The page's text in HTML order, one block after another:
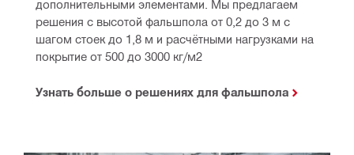
дополнительными элементами. Мы предлагаем
решения с высотой фальшпола от 0,2 до 3 м с
шагом стоек до 1,8 м и расчётными нагрузками на
покрытие от 500 до 3000 кг/м2
Узнать больше о решениях для фальшпола